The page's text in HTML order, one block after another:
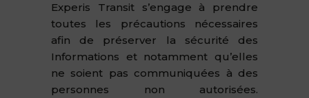
Experis Transit s’engage à prendre
toutes les précautions nécessaires
afin de préserver la sécurité des
Informations et notamment qu’elles
ne soient pas communiquées à des
personnes non autorisées.